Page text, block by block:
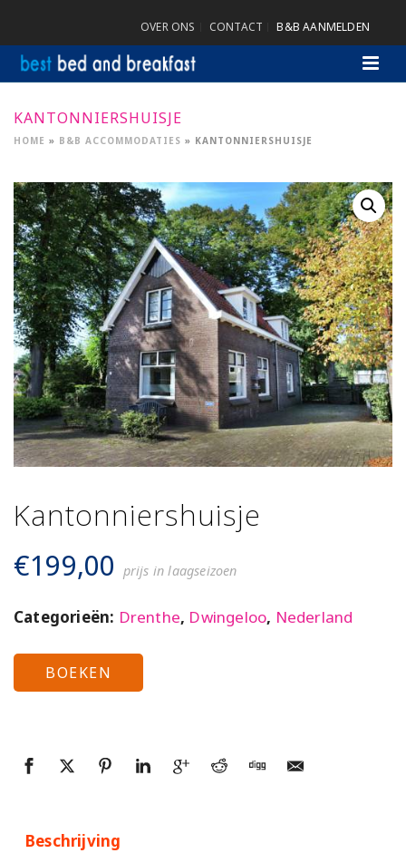
OVER ONS CONTACT B&B AANMELDEN
KANTONNIERSHUISJE
HOME » B&B ACCOMMODATIES » KANTONNIERSHUISJE
Kantonniershuisje
€199,00 prijs in laagseizoen
Categorieën: Drenthe, Dwingeloo, Nederland
BOEKEN
Beschrijving